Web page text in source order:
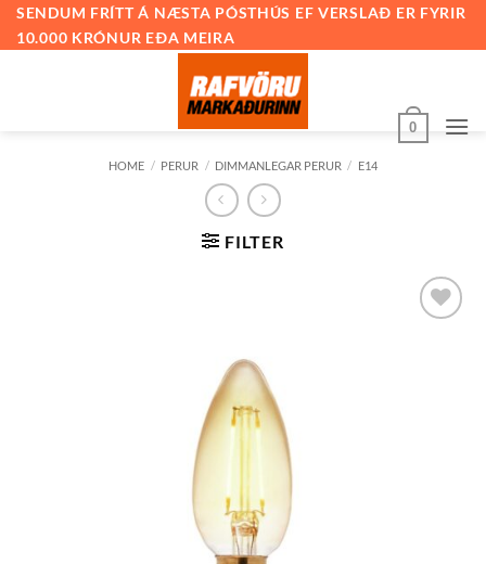
SkipSENDUM FRÍTT Á NÆSTA PÓSTHÚS EF VERSLAÐ ER FYRIR
10.000 KRÓNUR EÐA MEIRA
0
HOME / PERUR / DIMMANLEGAR PERUR / E14
FILTER